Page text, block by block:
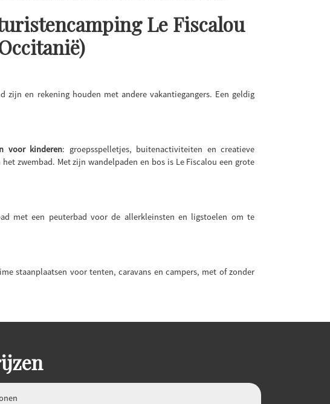
Le Fiscalou
zijn en rekening houden met andere vakantiegangers. Een geldig
voor kinderen: groepsspelletjes, buitenactiviteiten en creatieve
zwembad. Met zijn wandelpaden en bos is Le Fiscalou een grote
met een peuterbad voor de allerkleinsten en ligstoelen om te
staanplaatsen voor tenten, caravans en campers, met of zonder